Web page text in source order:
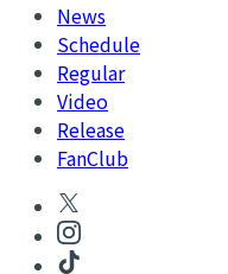
News
Schedule
Regular
Video
Release
FanClub